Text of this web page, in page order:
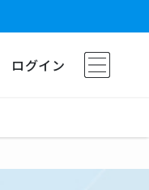
ログイン